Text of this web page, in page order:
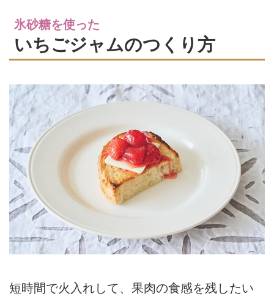
氷砂糖を使った
いちごジャムのつくり方
短時間で火入れして、果肉の食感を残したい